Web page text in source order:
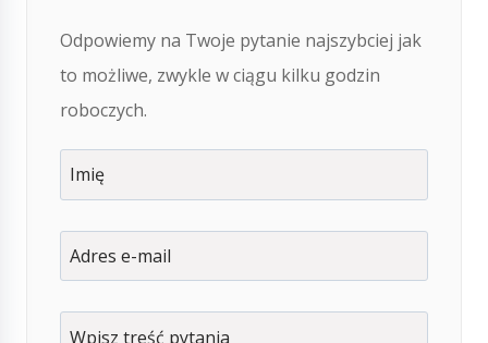
Odpowiemy na Twoje pytanie najszybciej jak
to możliwe, zwykle w ciągu kilku godzin
roboczych.